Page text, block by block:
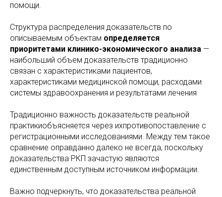
помощи.
Структура распределения доказательств по
описываемым объектам определяется
приоритетами клинико-экономического анализа —
наибольший объем доказательств традиционно
связан с характеристиками пациентов,
характеристиками медицинской помощи, расходами
системы здравоохранения и результатами лечения
Традиционно важность доказательств реальной
практикиобъясняется через ихпротивопоставление с
регистрационными исследованиями. Между тем такое
сравнение оправданно далеко не всегда, поскольку
доказательства РКП зачастую являются
единственным доступным источником информации.
Важно подчеркнуть, что доказательства реальной